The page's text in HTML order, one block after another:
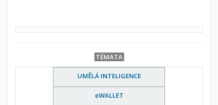
TÉMATA
UMĚLÁ INTELIGENCE
eWALLET